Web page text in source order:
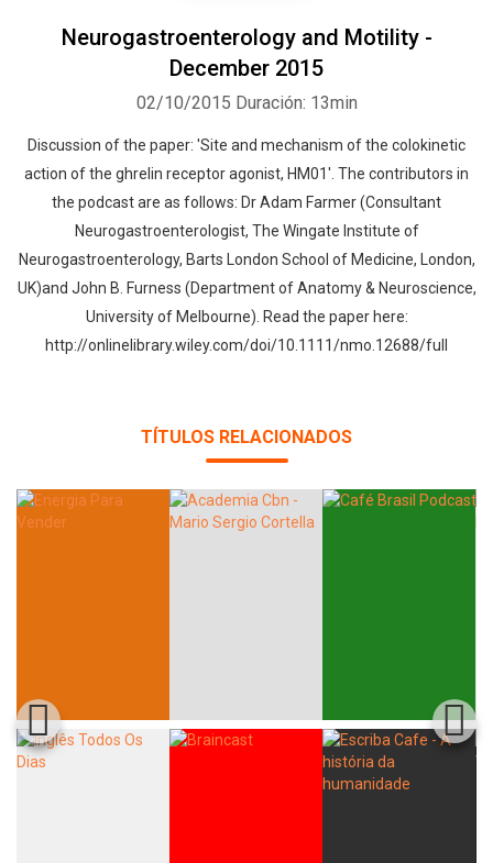
Neurogastroenterology and Motility -
December 2015
02/10/2015 Duración: 13min
Discussion of the paper: 'Site and mechanism of the colokinetic
action of the ghrelin receptor agonist, HM01'. The contributors in
the podcast are as follows: Dr Adam Farmer (Consultant
Neurogastroenterologist, The Wingate Institute of
Neurogastroenterology, Barts London School of Medicine, London,
UK)and John B. Furness (Department of Anatomy & Neuroscience,
University of Melbourne). Read the paper here:
http://onlinelibrary.wiley.com/doi/10.1111/nmo.12688/full
TÍTULOS RELACIONADOS
Facebook Twitter